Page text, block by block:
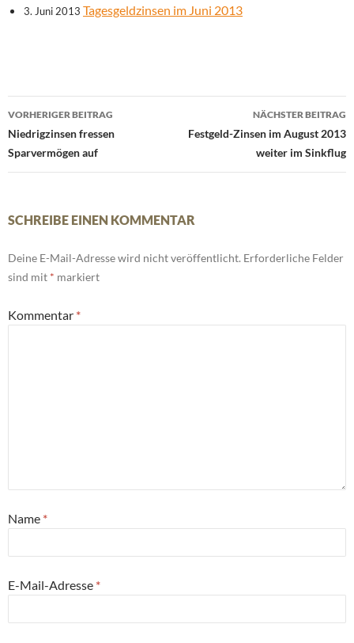
3. Juni 2013 Tagesgeldzinsen im Juni 2013
Beitrags-
Navigation
VORHERIGER BEITRAG
Niedrigzinsen fressen
Sparvermögen auf
NÄCHSTER BEITRAG
Festgeld-Zinsen im August 2013
weiter im Sinkflug
SCHREIBE EINEN KOMMENTAR
Deine E-Mail-Adresse wird nicht veröffentlicht. Erforderliche Felder
sind mit * markiert
Kommentar *
Name *
E-Mail-Adresse *